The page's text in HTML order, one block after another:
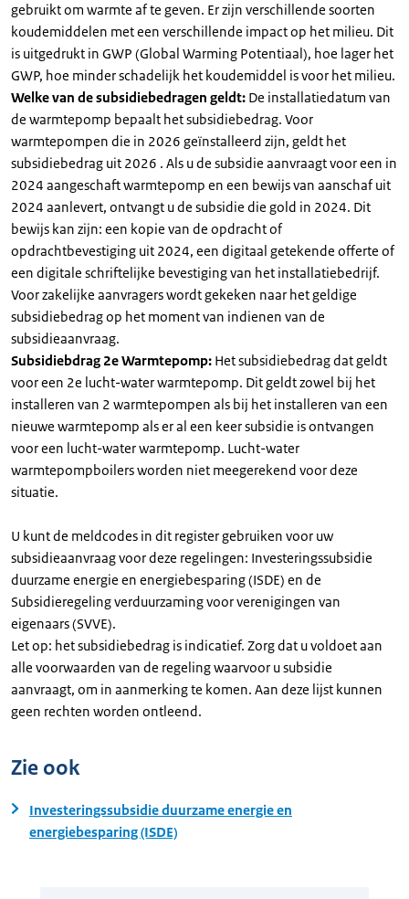
gebruikt om warmte af te geven. Er zijn verschillende soorten
koudemiddelen met een verschillende impact op het milieu. Dit
is uitgedrukt in GWP (Global Warming Potentiaal), hoe lager het
GWP, hoe minder schadelijk het koudemiddel is voor het milieu.
Welke van de subsidiebedragen geldt: De installatiedatum van
de warmtepomp bepaalt het subsidiebedrag. Voor
warmtepompen die in 2026 geïnstalleerd zijn, geldt het
subsidiebedrag uit 2026 . Als u de subsidie aanvraagt voor een in
2024 aangeschaft warmtepomp en een bewijs van aanschaf uit
2024 aanlevert, ontvangt u de subsidie die gold in 2024. Dit
bewijs kan zijn: een kopie van de opdracht of
opdrachtbevestiging uit 2024, een digitaal getekende offerte of
een digitale schriftelijke bevestiging van het installatiebedrijf.
Voor zakelijke aanvragers wordt gekeken naar het geldige
subsidiebedrag op het moment van indienen van de
subsidieaanvraag.
Subsidiebdrag 2e Warmtepomp: Het subsidiebedrag dat geldt
voor een 2e lucht-water warmtepomp. Dit geldt zowel bij het
installeren van 2 warmtepompen als bij het installeren van een
nieuwe warmtepomp als er al een keer subsidie is ontvangen
voor een lucht-water warmtepomp. Lucht-water
warmtepompboilers worden niet meegerekend voor deze
situatie.
U kunt de meldcodes in dit register gebruiken voor uw
subsidieaanvraag voor deze regelingen: Investeringssubsidie
duurzame energie en energiebesparing (ISDE) en de
Subsidieregeling verduurzaming voor verenigingen van
eigenaars (SVVE).
Let op: het subsidiebedrag is indicatief. Zorg dat u voldoet aan
alle voorwaarden van de regeling waarvoor u subsidie
aanvraagt, om in aanmerking te komen. Aan deze lijst kunnen
geen rechten worden ontleend.
Zie ook
Investeringssubsidie duurzame energie en
energiebesparing (ISDE)